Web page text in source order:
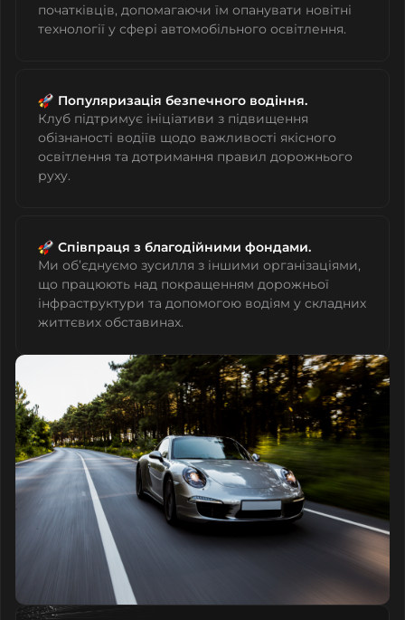
початківців, допомагаючи їм опанувати новітні
технології у сфері автомобільного освітлення.
Популяризація безпечного водіння.
Клуб підтримує ініціативи з підвищення
обізнаності водіїв щодо важливості якісного
освітлення та дотримання правил дорожнього
руху.
Співпраця з благодійними фондами.
Ми об’єднуємо зусилля з іншими організаціями,
що працюють над покращенням дорожньої
інфраструктури та допомогою водіям у складних
життєвих обставинах.